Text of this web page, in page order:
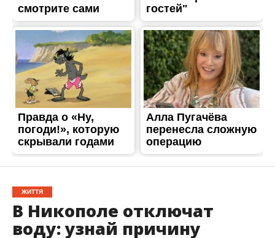
ЖИТТЯ
В Никополе отключат
воду: узнай причину